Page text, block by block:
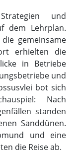
bot sich
Nach
standen
Sanddünen.
und eine
die Reise ab.
Celle blickt in
Geschichte
Ruf.
aus mehreren